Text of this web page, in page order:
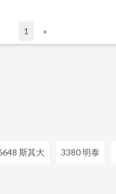
1 »
斯其大 3380 明泰